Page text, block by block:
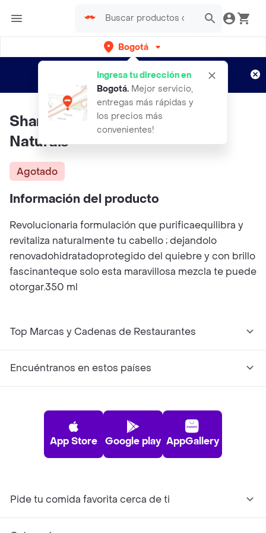
Bogotá
Ingresa tu dirección en
Bogotá. Mejor servicio,
entregas más rápidas y
los precios más
convenientes!
envíos gratis por semanas
Aplican TyC
Shampoo Em Brio N De Pato
Naturals
Agotado
Información del producto
Revolucionaria formulación que purificaequilibra y
revitaliza naturalmente tu cabello ; dejandolo
renovadohidratadoprotegido del quiebre y con brillo
fascinanteque solo esta maravillosa mezcla te puede
otorgar.350 ml
Top Marcas y Cadenas de Restaurantes
Encuéntranos en estos países
App Store Google play AppGallery
Pide tu comida favorita cerca de ti